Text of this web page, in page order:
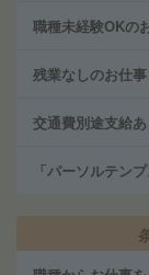
職種未経験OKの
残業なしのお仕事
交通費別途支給
「パーソルテン